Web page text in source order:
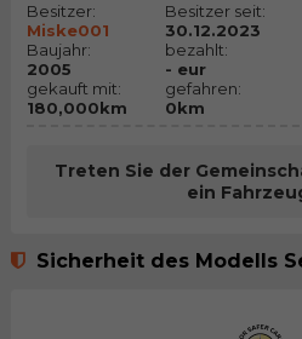
Besitzer:
Miske001
Baujahr:
2005
gekauft mit:
180,000km
Besitzer seit:
30.12.2023
bezahlt:
- eur
gefahren:
0km
Treten Sie der
ein
Sicherheit des Modells